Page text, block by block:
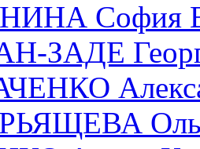
София
ЗАДЕ